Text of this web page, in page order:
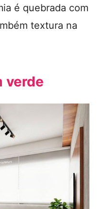
é quebrada com
textura na
verde